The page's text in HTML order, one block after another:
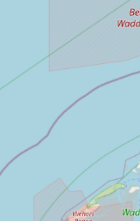
Touristique
de Tourisme
avis nous interesse
Brochures
Besoin d'idées ? Feuilletez
ou téléchargez toutes nos
brochures en ligne
Consulter